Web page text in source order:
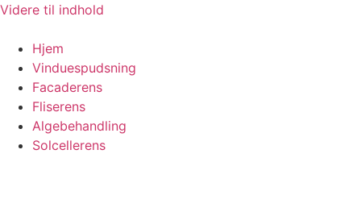
Videre til indhold
Hjem
Vinduespudsning
Facaderens
Fliserens
Algebehandling
Solcellerens